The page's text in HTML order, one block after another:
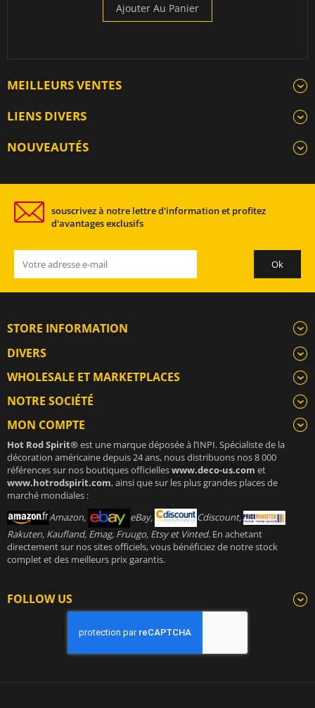
Ajouter Au Panier
MEILLEURS VENTES
LIENS DIVERS
NOUVEAUTÉS
souscrivez à notre lettre d'information et profitez
d'avantages exclusifs
STORE INFORMATION
DIVERS
WHOLESALE ET MARKETPLACES
NOTRE SOCIÉTÉ
MON COMPTE
Hot Rod Spirit®est une marque déposée à l’INPI. Spécialiste de la
décoration américaine depuis 24 ans, nous distribuons nos 8 000
références sur nos boutiques officielleswww.deco-us.com et
www.hotrodspirit.com, ainsi que sur les plus grandes places de
marché mondiales :
Amazon,
eBay,
Cdiscount,
Rakuten, Kaufland, Emag, Fruugo, Etsy et Vinted. En achetant
directement sur nos sites officiels, vous bénéficiez de notre stock
complet et des meilleurs prix garantis.
FOLLOW US